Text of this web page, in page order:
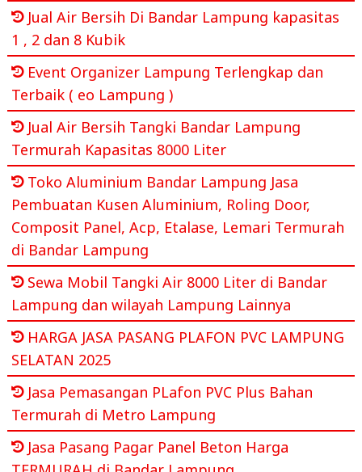
Jual Air Bersih Di Bandar Lampung kapasitas
1 , 2 dan 8 Kubik
Event Organizer Lampung Terlengkap dan
Terbaik ( eo Lampung )
Jual Air Bersih Tangki Bandar Lampung
Termurah Kapasitas 8000 Liter
Toko Aluminium Bandar Lampung Jasa
Pembuatan Kusen Aluminium, Roling Door,
Composit Panel, Acp, Etalase, Lemari Termurah
di Bandar Lampung
Sewa Mobil Tangki Air 8000 Liter di Bandar
Lampung dan wilayah Lampung Lainnya
HARGA JASA PASANG PLAFON PVC LAMPUNG
SELATAN 2025
Jasa Pemasangan PLafon PVC Plus Bahan
Termurah di Metro Lampung
Jasa Pasang Pagar Panel Beton Harga